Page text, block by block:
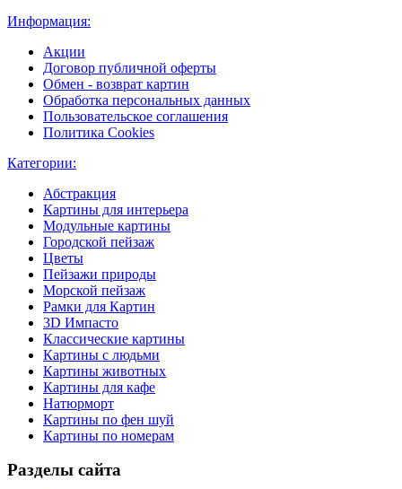
Информация:
Акции
Договор публичной оферты
Обмен - возврат картин
Обработка персональных данных
Пользовательское соглашения
Политика Cookies
Категории:
Абстракция
Картины для интерьера
Модульные картины
Городской пейзаж
Цветы
Пейзажи природы
Морской пейзаж
Рамки для Картин
3D Импасто
Классические картины
Картины с людьми
Картины животных
Картины для кафе
Натюрморт
Картины по фен шуй
Картины по номерам
Разделы сайта